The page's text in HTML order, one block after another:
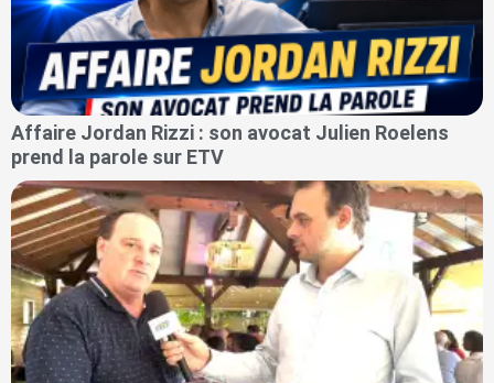
Affaire Jordan Rizzi : son avocat Julien Roelens
prend la parole sur ETV